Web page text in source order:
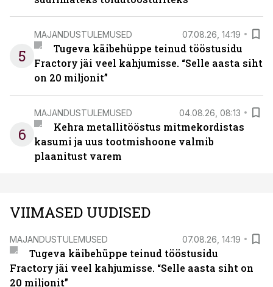
5
MAJANDUSTULEMUSED 07.08.26, 14:19
Tugeva käibehüppe teinud tööstusidu
Fractory jäi veel kahjumisse. “Selle aasta siht
on 20 miljonit”
6
MAJANDUSTULEMUSED 04.08.26, 08:13
Kehra metallitööstus mitmekordistas
kasumi ja uus tootmishoone valmib
plaanitust varem
VIIMASED UUDISED
MAJANDUSTULEMUSED 07.08.26, 14:19
Tugeva käibehüppe teinud tööstusidu
Fractory jäi veel kahjumisse. “Selle aasta siht on
20 miljonit”